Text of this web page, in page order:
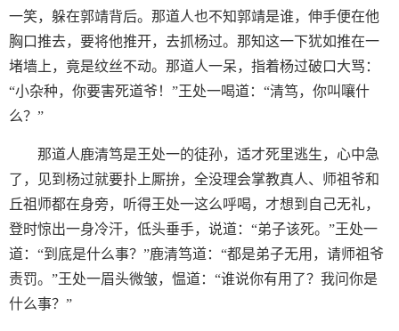
一笑，躲在郭靖背后。那道人也不知郭靖是谁，伸手便在他
胸口推去，要将他推开，去抓杨过。那知这一下犹如推在一
堵墙上，竟是纹丝不动。那道人一呆，指着杨过破口大骂：
“小杂种，你要害死道爷！”王处一喝道：“清笃，你叫嚷什
么？”
那道人鹿清笃是王处一的徒孙，适才死里逃生，心中急
了，见到杨过就要扑上厮拚，全没理会掌教真人、师祖爷和
丘祖师都在身旁，听得王处一这么呼喝，才想到自己无礼，
登时惊出一身冷汗，低头垂手，说道：“弟子该死。”王处一
道：“到底是什么事？”鹿清笃道：“都是弟子无用，请师祖爷
责罚。”王处一眉头微皱，愠道：“谁说你有用了？我问你是
什么事？”